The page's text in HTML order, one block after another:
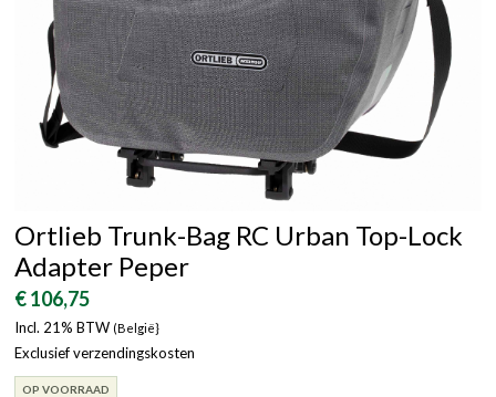
Ortlieb Trunk-Bag RC Urban Top-Lock
Adapter Peper
€ 106,75
Incl. 21% BTW (België}
Exclusief verzendingskosten
OP VOORRAAD